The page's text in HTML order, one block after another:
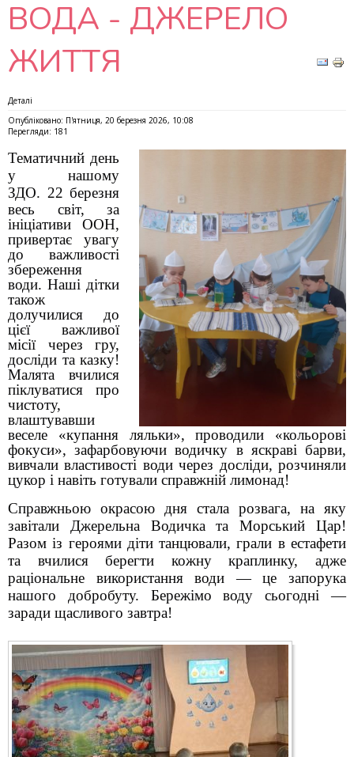
ВОДА - ДЖЕРЕЛО
ЖИТТЯ
Деталі
Опубліковано: П'ятниця, 20 березня 2026, 10:08
Перегляди: 181
Тематичний день
у нашому
ЗДО. 22 березня
весь світ, за
ініціативи ООН,
привертає увагу
до важливості
збереження
води. Наші дітки
також
долучилися до
цієї важливої
місії через гру,
досліди та казку!
Малята вчилися
піклуватися про
чистоту,
влаштувавши
веселе «купання ляльки», проводили «кольорові
фокуси», зафарбовуючи водичку в яскраві барви,
вивчали властивості води через досліди, розчиняли
цукор і навіть готували справжній лимонад!
Справжньою окрасою дня стала розвага, на яку
завітали Джерельна Водичка та Морський Цар!
Разом із героями діти танцювали, грали в естафети
та вчилися берегти кожну краплинку, адже
раціональне використання води — це запорука
нашого добробуту. Бережімо воду сьогодні —
заради щасливого завтра!